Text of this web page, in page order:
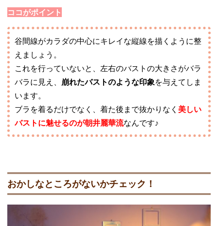
ココがポイント
谷間線がカラダの中心にキレイな縦線を描くように整
えましょう。
これを行っていないと、左右のバストの大きさがバラ
バラに見え、 崩れたバストのような印象を与えてしま
います。
ブラを着るだけでなく、着た後まで抜かりなく 美しい
バストに魅せるのが朝井麗華流なんです♪
おかしなところがないかチェック！